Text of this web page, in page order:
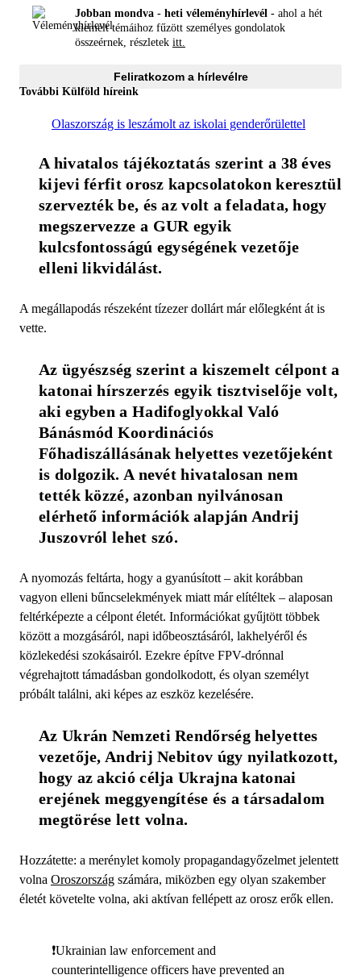
Jobban mondva - heti véleményhírlevél - ahol a hét
kiemelt témáihoz fűzött személyes gondolatok
összeérnek, részletek itt.
Feliratkozom a hírlevélre
További Külföld híreink
Olaszország is leszámolt az iskolai genderőrülettel
A hivatalos tájékoztatás szerint a 38 éves
kijevi férfit orosz kapcsolatokon keresztül
szervezték be, és az volt a feladata, hogy
megszervezze a GUR egyik
kulcsfontosságú egységének vezetője
elleni likvidálást.
A megállapodás részeként tízezer dollárt már előlegként át is
vette.
Az ügyészség szerint a kiszemelt célpont a
katonai hírszerzés egyik tisztviselője volt,
aki egyben a Hadifoglyokkal Való
Bánásmód Koordinációs
Főhadiszállásának helyettes vezetőjeként
is dolgozik. A nevét hivatalosan nem
tették közzé, azonban nyilvánosan
elérhető információk alapján Andrij
Juszovról lehet szó.
A nyomozás feltárta, hogy a gyanúsított – akit korábban
vagyon elleni bűncselekmények miatt már elítéltek – alaposan
feltérképezte a célpont életét. Információkat gyűjtött többek
között a mozgásáról, napi időbeosztásáról, lakhelyéről és
közlekedési szokásairól. Ezekre építve FPV-drónnal
végrehajtott támadásban gondolkodott, és olyan személyt
próbált találni, aki képes az eszköz kezelésére.
Az Ukrán Nemzeti Rendőrség helyettes
vezetője, Andrij Nebitov úgy nyilatkozott,
hogy az akció célja Ukrajna katonai
erejének meggyengítése és a társadalom
megtörése lett volna.
Hozzátette: a merénylet komoly propagandagyőzelmet jelentett
volna Oroszország számára, miközben egy olyan szakember
életét követelte volna, aki aktívan fellépett az orosz erők ellen.
❗️Ukrainian law enforcement and
counterintelligence officers have prevented an